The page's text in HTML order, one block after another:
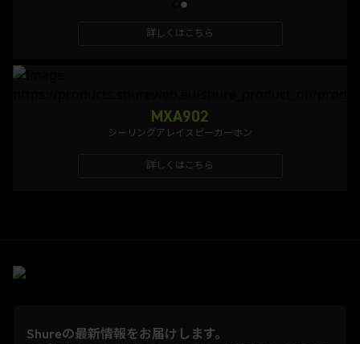
詳しくはこちら
MXA902
シーリングアレイスピーカーホン
詳しくはこちら
Shureの最新情報をお届けします。